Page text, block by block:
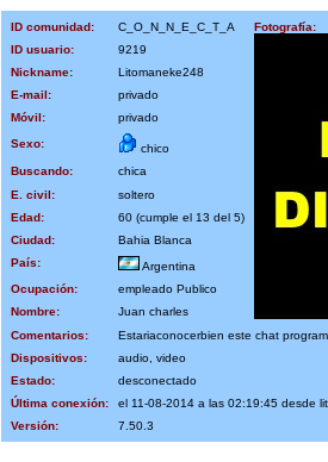
ID comunidad: C_O_N_N_E_C_T_A
Fotografía:
ID usuario:
9219
Nickname:
Litomaneke248
E-mail:
privado
Móvil:
privado
Sexo:
chico
Buscando:
chica
E. civil:
soltero
Edad:
60 (cumple el 13 del 5)
Ciudad:
Bahia Blanca
País:
Argentina
Ocupación:
empleado Publico
Nombre:
Juan charles
Comentarios:
Estariaconocerbien este chat
Dispositivos:
audio, video
Estado:
desconectado
Última conexión:
el 11-08-2014 a las 02:19:45 desde
Versión:
7.50.3